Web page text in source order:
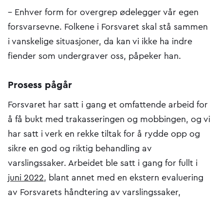
– Enhver form for overgrep ødelegger vår egen
forsvarsevne. Folkene i Forsvaret skal stå sammen
i vanskelige situasjoner, da kan vi ikke ha indre
fiender som undergraver oss, påpeker han.
Prosess pågår
Forsvaret har satt i gang et omfattende arbeid for
å få bukt med trakasseringen og mobbingen, og vi
har satt i verk en rekke tiltak for å rydde opp og
sikre en god og riktig behandling av
varslingssaker. Arbeidet ble satt i gang for fullt i
juni 2022, blant annet med en ekstern evaluering
av Forsvarets håndtering av varslingssaker,